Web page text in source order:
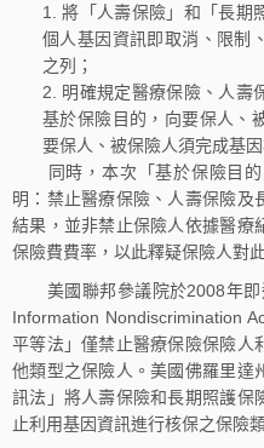
將「人壽保險」和「長期
個人基因資訊即取消、限制
之列；
明確規定醫療保險、人壽
基於保險目的，向要保人、
要保人、被保險人須完成基
同時，本次「基於保險目的
明：禁止醫療保險、人壽保險及
結果，並非禁止保險人依據醫療
保險費費率，以此釋疑保險人對
美國聯邦參議院於2008年即
Information Nondiscrimination
平等法」僅禁止醫療保險保險人
他類型之保險人。美國佛羅里達
訊法」將人壽保險和長期照護保
止利用基因資訊進行核保之保險